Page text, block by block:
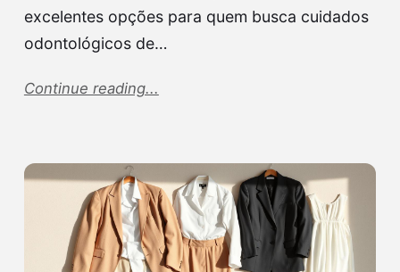
excelentes opções para quem busca cuidados
odontológicos de…
Continue reading...